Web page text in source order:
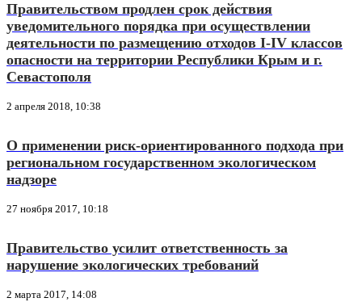
Правительством продлен срок действия
уведомительного порядка при осуществлении
деятельности по размещению отходов I-IV классов
опасности на территории Республики Крым и г.
Севастополя
2 апреля 2018, 10:38
О применении риск-ориентированного подхода при
региональном государственном экологическом
надзоре
27 ноября 2017, 10:18
Правительство усилит ответственность за
нарушение экологических требований
2 марта 2017, 14:08